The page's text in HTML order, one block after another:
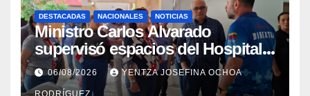
DESTACADAS NACIONALES NOTICIAS
Ministro Carlos Alvarado
supervisó espacios del Hospital
Dermatológico Dr. Martín Vegas
en La Guaira
06/08/2026 YENTZA JOSEFINA OCHOA
RODRÍGUEZ